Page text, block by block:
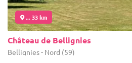
... 33 km
Château de Bellignies
Bellignies - Nord (59)